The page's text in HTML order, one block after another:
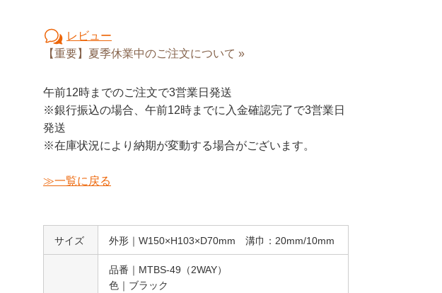
レビュー
【重要】夏季休業中のご注文について »
午前12時までのご注文で3営業日発送
※銀行振込の場合、午前12時までに入金確認完了で3営業日
発送
※在庫状況により納期が変動する場合がございます。
≫一覧に戻る
サイズ 外形｜W150×H103×D70mm 溝巾：20mm/10mm
品番｜MTBS-49（2WAY）
色｜ブラック